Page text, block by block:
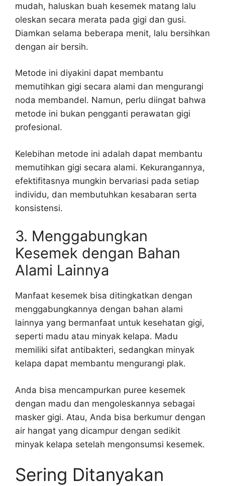
mudah, haluskan buah kesemek matang lalu
oleskan secara merata pada gigi dan gusi.
Diamkan selama beberapa menit, lalu bersihkan
dengan air bersih.
Metode ini diyakini dapat membantu
memutihkan gigi secara alami dan mengurangi
noda membandel. Namun, perlu diingat bahwa
metode ini bukan pengganti perawatan gigi
profesional.
Kelebihan metode ini adalah dapat membantu
memutihkan gigi secara alami. Kekurangannya,
efektifitasnya mungkin bervariasi pada setiap
individu, dan membutuhkan kesabaran serta
konsistensi.
3. Menggabungkan
Kesemek dengan Bahan
Alami Lainnya
Manfaat kesemek bisa ditingkatkan dengan
menggabungkannya dengan bahan alami
lainnya yang bermanfaat untuk kesehatan gigi,
seperti madu atau minyak kelapa. Madu
memiliki sifat antibakteri, sedangkan minyak
kelapa dapat membantu mengurangi plak.
Anda bisa mencampurkan puree kesemek
dengan madu dan mengoleskannya sebagai
masker gigi. Atau, Anda bisa berkumur dengan
air hangat yang dicampur dengan sedikit
minyak kelapa setelah mengonsumsi kesemek.
Sering Ditanyakan